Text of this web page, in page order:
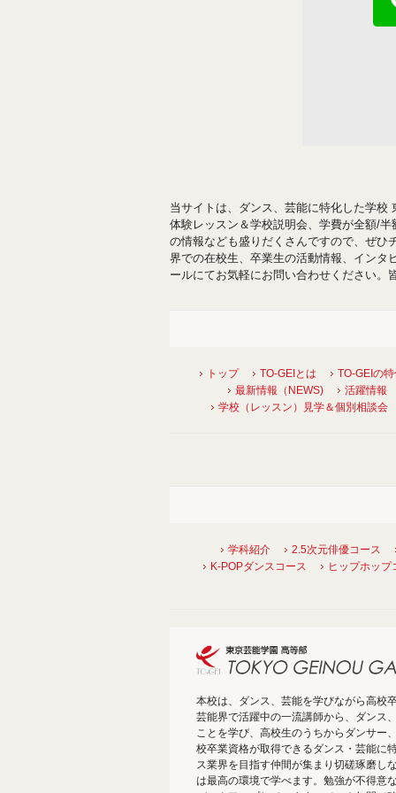
当サイトは、ダンス、芸能に特化した学
体験レッスン＆学校説明会、学費が全額/
の情報なども盛りだくさんですので、ぜひ
界での在校生、卒業生の活動情報、インタ
ールにてお気軽にお問い合わせください。
トップ TO-GEIとは TO-GEIの
最新情報（NEWS)
活躍情報
学校（レッスン）見学＆個別相談会
学科紹介 2.5次元俳優コース
K-POPダンスコース
ヒップホップ
本校は、ダンス、芸能を学びながら高校
芸能界で活躍中の一流講師から、ダンス
ことを学び、高校生のうちからダンサー
校卒業資格が取得できるダンス・芸能に
ス業界を目指す仲間が集まり切磋琢磨し
は最高の環境で学べます。勉強が不得意